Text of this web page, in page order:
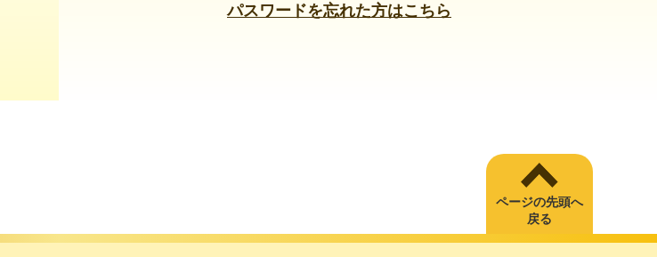
パスワードを忘れた方はこちら
ページの先頭へ
戻る